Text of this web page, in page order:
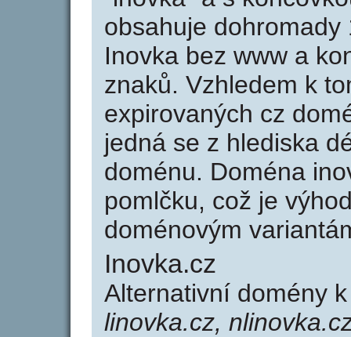
obsahuje
Inovka bez www a
znaků. Vzhledem k
expirovaných cz
jedná se z hlediska
doménu. Doména
pomlčku, což je
doménovým
Inovka.cz
Alternativní domény
linovka.cz,